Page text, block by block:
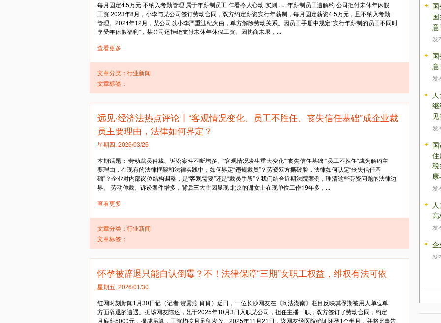
每月固定4.5万元 不纳入考勤管理 属于年薪制员工 乍看令人心动 实则...... 年薪制员工遭解约 公司拒付未休年休假
工资 2023年8月，小李与某公司签订劳动合同，双方约定薪资实行年薪制，每月固定薪资4.5万元，且不纳入考勤
管理。2024年12月，某公司以小李严重违纪为由，单方解除劳动关系。因员工手册中规定“实行年薪制的员工不同时
享受年休假福利”，某公司还拒绝支付未休年休假工资。因协商未果，...
查看更多
文章分类： 行业新闻
文章标签：
远见·经济法热点评论丨“客观情况变化、员工不胜任、丧失信任基础”成企业裁
员主要理由，法律如何界定？
星期四, 2026/03/26
本期话题： 劳动裁员仲裁、诉讼案件不断增多。“客观情况发生重大变化”“丧失信任基础”“员工不胜任”成为解约主
要理由，在现有的法律框架和法律实践中，如何界定“违规裁员”？劳资双方撕破脸，法律如何认定“丧失信任基
础”？企业对内部岗位结构调整，是“客观需要”还是“裁员手段”？我们结合近期法院案例，理清这些劳资问题的法律边
界。 劳动仲裁、诉讼案件增多，背后三大主因显现 北京的谢女士在现单位工作19年多，...
查看更多
文章分类： 行业新闻
文章标签：
怀孕被辞退只能自认倒霉？不！法律保障“三期”女职工权益，维权有法可依
星期五, 2026/01/30
红网时刻新闻1月30日记（记者 贺露燕 肖肖）近日，一位长沙网友在《问法湖南》栏目反映其孕期被用人单位单
方面辞退的遭遇。据该网友陈述，她于2025年10月3日入职某公司，担任主播一职，双方签订了劳动合同，约定
月底薪5000元，提成另算，工资均按月足额发放。2025年11月21日，该网友经医院确证怀孕1个半月，并将此事告
意
发
意
发
继
发
住
税
发
高
发
企
发